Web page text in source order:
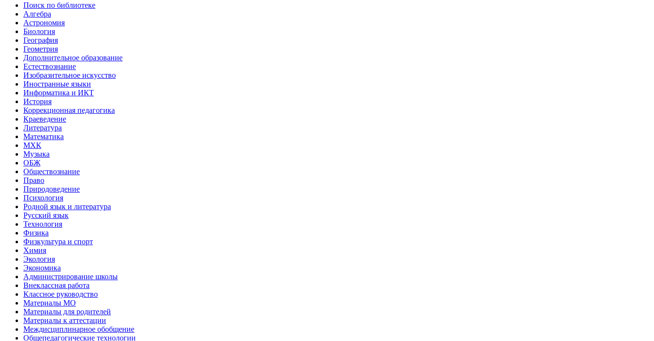
Поиск по библиотеке
Алгебра
Астрономия
Биология
География
Геометрия
Дополнительное образование
Естествознание
Изобразительное искусство
Иностранные языки
Информатика и ИКТ
История
Коррекционная педагогика
Краеведение
Литература
Математика
МХК
Музыка
ОБЖ
Обществознание
Право
Природоведение
Психология
Родной язык и литература
Русский язык
Технология
Физика
Физкультура и спорт
Химия
Экология
Экономика
Администрирование школы
Внеклассная работа
Классное руководство
Материалы МО
Материалы для родителей
Материалы к аттестации
Междисциплинарное обобщение
Общепедагогические технологии